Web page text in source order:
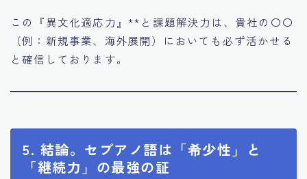
この『異文化適応力』**と課題解決力は、貴社の〇〇
（例：新規事業、海外展開）においても必ず活かせる
と確信しております。
5. 結論。セブアノ語は「希少性」と
「継続力」の最強の証